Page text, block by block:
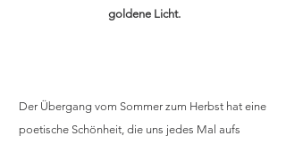
goldene Licht.
Der Übergang vom Sommer zum Herbst hat eine
poetische Schönheit, die uns jedes Mal aufs